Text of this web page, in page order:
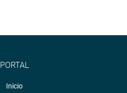
PORTAL
Inicio